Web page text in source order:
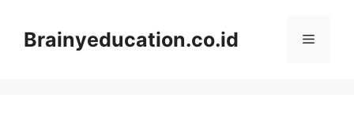
contentBrainyeducation.co.id Menu